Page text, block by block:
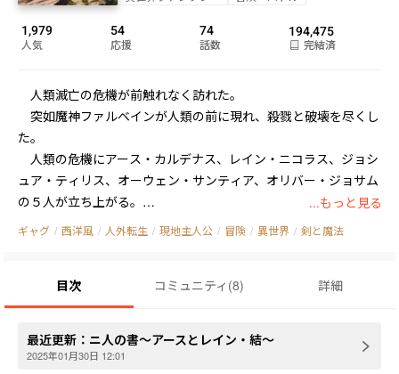
1,979
人気
54
応援
74
話数
194,475
完結済
人類滅亡の危機が前触れなく訪れた。
突如魔神ファルベインが人類の前に現れ、殺戮と破壊を尽くし
た。
人類の危機にアース・カルデナス、レイン・ニコラス、ジョシ
ュア・ティリス、オーウェン・サンティア、オリバー・ジョサム
の５人が立ち上がる。
彼等は辛くも魔神ファルベインを倒す事が出来たが、その代償
アースが身体を起こすと金属音が鳴り疑問に思い、自分の体を
見ると……なんと金属でできた鎧に覆われていた。
こんな物は着ていられないとアースは鎧を脱ごうとするが、鎧
の中には生身が無く空っぽだった。
...もっと見る
ギャグ / 西洋風 / 人外転生 / 現地主人公 / 冒険 / 異世界 / 剣と魔法
目次 コミュニティ (8) 詳細
最近更新： ニ人の書～アースとレイン・結～
2025年01月30日 12:01